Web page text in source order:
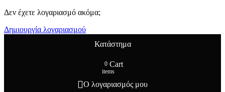
Δεν έχετε λογαριασμό ακόμα;
Δημιουργία λογαριασμού
Κατάστημα
0
items
Cart
Ο λογαριασμός μου